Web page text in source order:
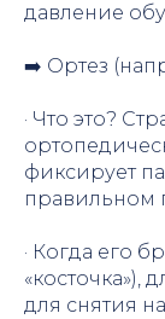
давление
➡️ Ортез
· Что это?
фиксирует
правильном
· Когда его
«косточка»),
для снятия